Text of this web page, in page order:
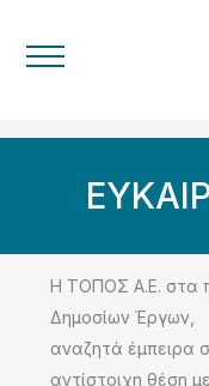
Η ΤΟΠΟΣ Α.Ε. στα
Δημοσίων Έργων,
αναζητά έμπειρα
αντίστοιχη θέση